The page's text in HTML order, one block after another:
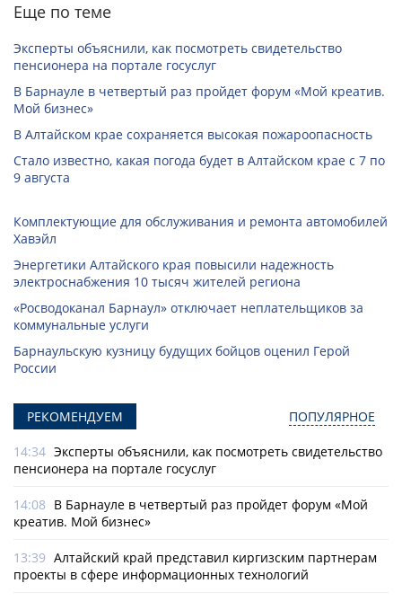
Еще по теме
Эксперты объяснили, как посмотреть свидетельство
пенсионера на портале госуслуг
В Барнауле в четвертый раз пройдет форум «Мой креатив.
Мой бизнес»
В Алтайском крае сохраняется высокая пожароопасность
Стало известно, какая погода будет в Алтайском крае с 7 по
9 августа
Комплектующие для обслуживания и ремонта автомобилей
Хавэйл
Энергетики Алтайского края повысили надежность
электроснабжения 10 тысяч жителей региона
«Росводоканал Барнаул» отключает неплательщиков за
коммунальные услуги
Барнаульскую кузницу будущих бойцов оценил Герой
России
РЕКОМЕНДУЕМ ПОПУЛЯРНОЕ
14:34 Эксперты объяснили, как посмотреть свидетельство
пенсионера на портале госуслуг
14:08 В Барнауле в четвертый раз пройдет форум «Мой
креатив. Мой бизнес»
13:39 Алтайский край представил киргизским партнерам
проекты в сфере информационных технологий